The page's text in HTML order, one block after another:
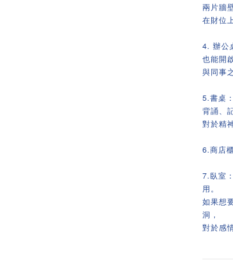
兩片牆
在財位
4. 辦公
也能開
與同事
5.書桌
背誦、
對於精
6.商店
7.臥室
用。
如果想
洞，
對於感